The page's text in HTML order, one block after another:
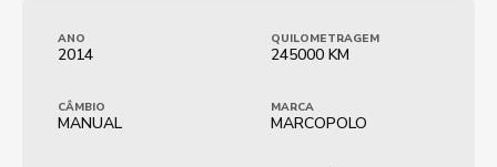
ANO
2014
QUILOMETRAGEM
245000 KM
CÂMBIO
MANUAL
MARCA
MARCOPOLO